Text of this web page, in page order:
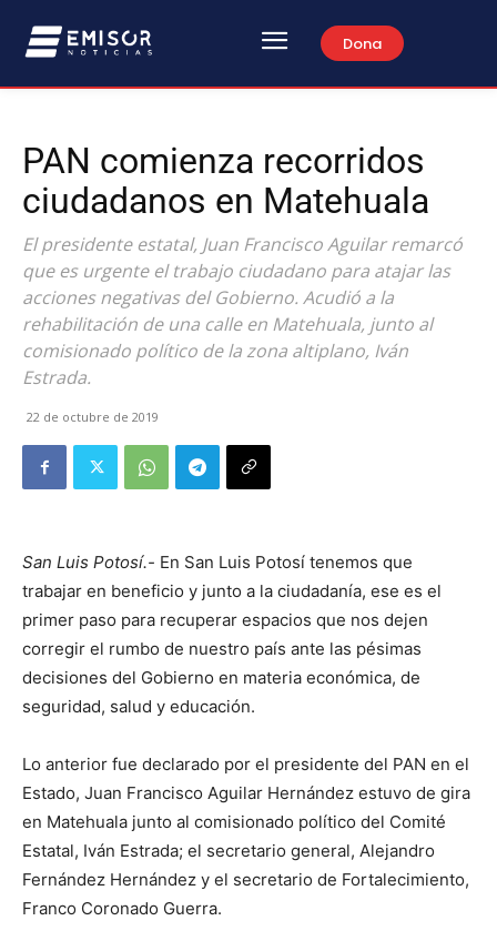
Dona
PAN comienza recorridos
ciudadanos en Matehuala
El presidente estatal, Juan Francisco Aguilar remarcó
que es urgente el trabajo ciudadano para atajar las
acciones negativas del Gobierno. Acudió a la
rehabilitación de una calle en Matehuala, junto al
comisionado político de la zona altiplano, Iván
Estrada.
22 de octubre de 2019
San Luis Potosí.- En San Luis Potosí tenemos que
trabajar en beneficio y junto a la ciudadanía, ese es el
primer paso para recuperar espacios que nos dejen
corregir el rumbo de nuestro país ante las pésimas
decisiones del Gobierno en materia económica, de
seguridad, salud y educación.
Lo anterior fue declarado por el presidente del PAN en el
Estado, Juan Francisco Aguilar Hernández estuvo de gira
en Matehuala junto al comisionado político del Comité
Estatal, Iván Estrada; el secretario general, Alejandro
Fernández Hernández y el secretario de Fortalecimiento,
Franco Coronado Guerra.